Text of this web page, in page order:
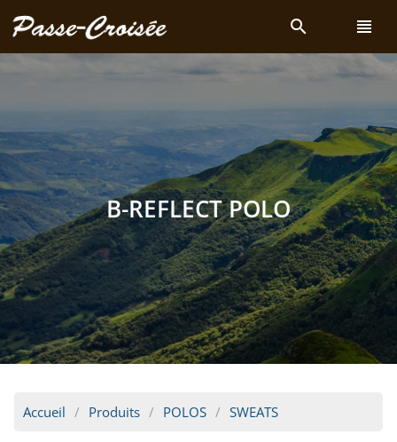
search view_headline
B-REFLECT POLO
Accueil Produits POLOS SWEATS